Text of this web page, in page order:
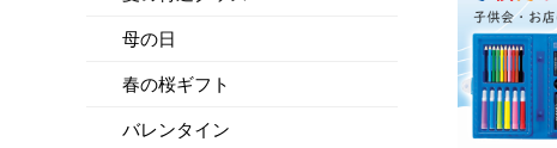
母の日
春の桜ギフト
バレンタイン